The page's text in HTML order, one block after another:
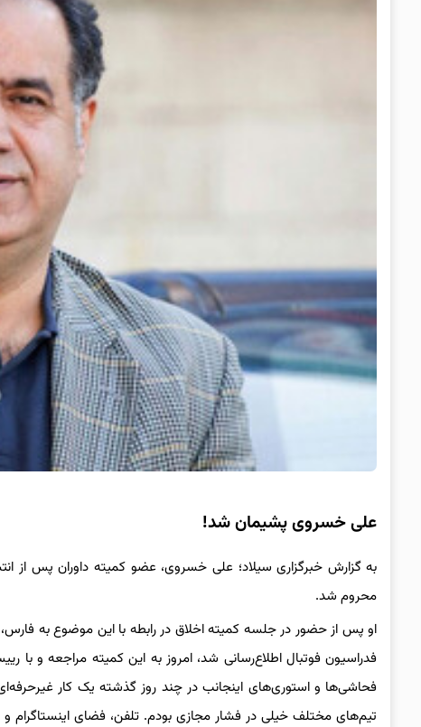
علی خسروی پشیمان شد!
محروم شد.
او پس از حضور در جلسه کمیته اخلاق در رابطه با این موضوع به
فدراسیون فوتبال اطلاع‌رسانی شد، امروز به این کمیته مراجعه و با
فحاشی‌ها و استوری‌های اینجانب در چند روز گذشته یک کار
تیم‌های مختلف خیلی در فشار مجازی بودم‌. تلفن، فضای